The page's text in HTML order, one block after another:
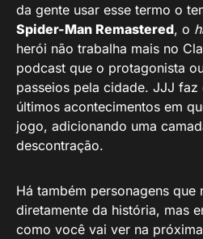
da gente usar esse termo o
Spider-Man Remastered, o
herói não trabalha mais no
podcast que o protagonista
passeios pela cidade. JJJ
últimos acontecimentos em
jogo, adicionando uma
descontração.
Há também personagens que
diretamente da história, mas
como você vai ver na